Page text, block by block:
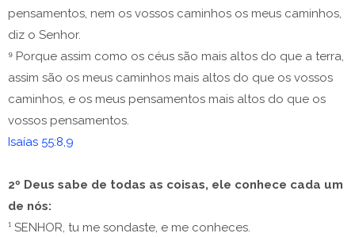
pensamentos, nem os vossos caminhos os meus caminhos,
diz o Senhor.
⁹ Porque assim como os céus são mais altos do que a terra,
assim são os meus caminhos mais altos do que os vossos
caminhos, e os meus pensamentos mais altos do que os
vossos pensamentos.
Isaías 55:8,9
2º Deus sabe de todas as coisas, ele conhece cada um
de nós:
¹ SENHOR, tu me sondaste, e me conheces.